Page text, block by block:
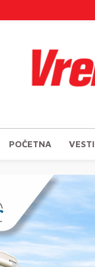
POČETNA VESTI